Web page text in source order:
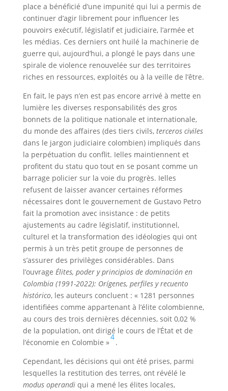
place a bénéficié d’une impunité qui lui a permis de
continuer d’agir librement pour influencer les
pouvoirs exécutif, législatif et judiciaire, l’armée et
les médias. Ces derniers ont huilé la machinerie de
guerre qui, aujourd’hui, a plongé le pays dans une
spirale de violence renouvelée sur des territoires
riches en ressources, exploités ou à la veille de l’être.
En fait, le pays n’en est pas encore arrivé à mette en
lumière les diverses responsabilités des gros
bonnets de la politique nationale et internationale,
du monde des affaires (des tiers civils, terceros civiles
dans le jargon judiciaire colombien) impliqués dans
la perpétuation du conflit. Ielles maintiennent et
profitent du statu quo tout en se posant comme un
barrage policier sur la voie du progrès. Ielles
refusent de laisser avancer certaines réformes
nécessaires dont le gouvernement de Gustavo Petro
fait la promotion avec insistance : de petits
ajustements au cadre législatif, institutionnel,
culturel et la transformation des idéologies qui ont
permis à un très petit groupe de personnes de
s’assurer des privilèges considérables. Dans
l’ouvrage Élites, poder y principios de dominación en
Colombia (1991-2022): Orígenes, perfiles y recuento
histórico, les auteurs concluent : « 1281 personnes
identifiées comme appartenant à l’élite colombienne,
au cours des trois dernières décennies, soit 0,02 %
de la population, ont dirigé le cours de l’État et de
l’économie en Colombie »
4
.
Cependant, les décisions qui ont été prises, parmi
lesquelles la restitution des terres, ont révélé le
modus operandiqui a mené les élites locales,